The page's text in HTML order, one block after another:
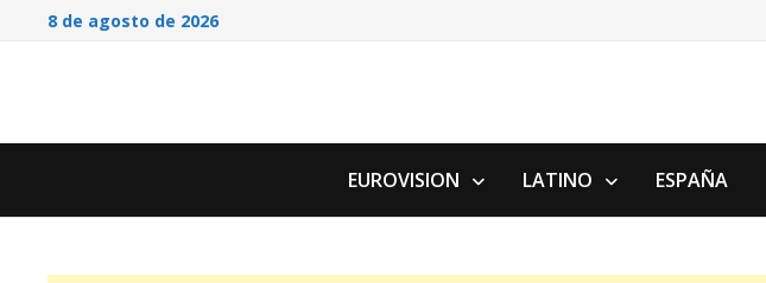
Saltar8 de agosto de 2026
EUROVISION LATINO ESPAÑA